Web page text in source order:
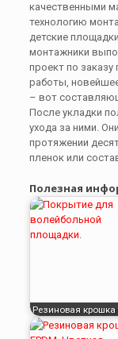
качественными
технологию
детские
монтажники
проект по
работы,
– вот
После укладки
ухода за ними.
протяжении
пленок или
Полезная
Резиновая